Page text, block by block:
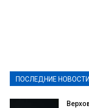
ПОСЛЕДНИЕ НОВОСТИ